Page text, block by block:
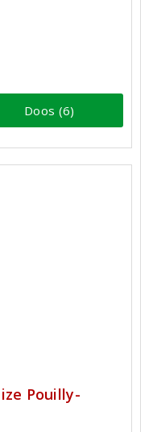
Doos (6)
Pouilly-